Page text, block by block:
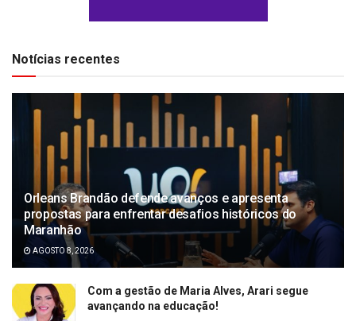
Notícias recentes
Orleans Brandão defende avanços e apresenta
propostas para enfrentar desafios históricos do
Maranhão
AGOSTO 8, 2026
Com a gestão de Maria Alves, Arari segue
avançando na educação!